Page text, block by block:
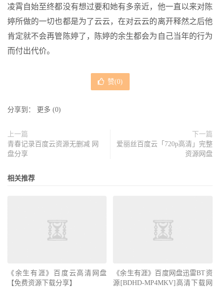
凌霄自始至终都没有想过要和她有多亲近，他一直以来对陈
婷所做的一切也都是为了云云，在对云云的离开释然之后他
肯定就不会再管陈婷了，陈婷的余生都会为自己当年的行为
而付出代价。
赞(0)
分享到： 更多 (0)
上一篇
青春记录百度云资源无删减 网
盘分享
下一篇
爱丽丝百度云「720p高清」完整
资源网盘
相关推荐
《余生有涯》百度云高清网盘
【免费资源下载分享】
《余生有涯》百度网盘迅雷BT资
源[BDHD-MP4MKV]高清下载网